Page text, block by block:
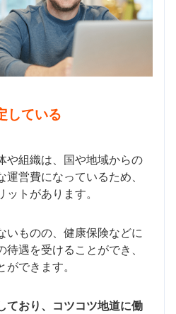
している
や組織は、国や地域からの
営費になっているため、
ットがあります。
いものの、健康保険などに
遇を受けることができ、
できます。
ており、コツコツ地道に働